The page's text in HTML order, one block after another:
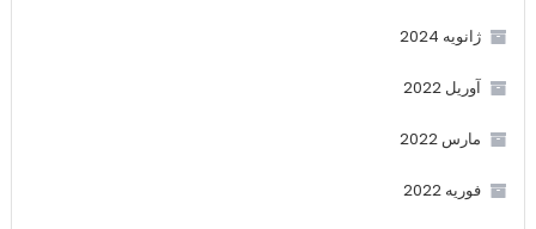
ژانویه 2024
آوریل 2022
مارس 2022
فوریه 2022